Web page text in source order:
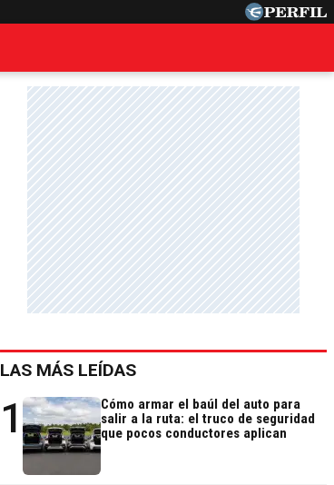
LAS MÁS LEÍDAS
1
Cómo armar el baúl del auto para
salir a la ruta: el truco de seguridad
que pocos conductores aplican